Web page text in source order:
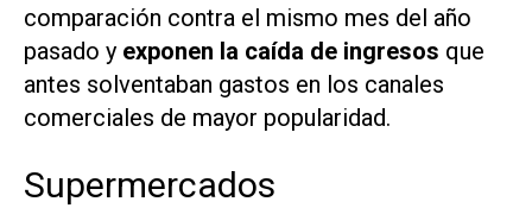
comparación contra el mismo mes del año
pasado y exponen la caída de ingresos que
antes solventaban gastos en los canales
comerciales de mayor popularidad.
Supermercados